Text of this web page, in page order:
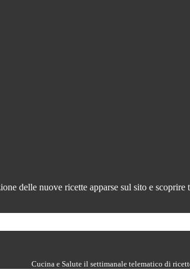
delle nuove ricette apparse sul sito e
Cucina e Salute il settimanale telematico di